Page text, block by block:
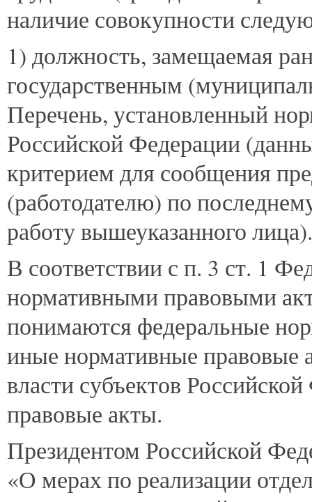
наличие совокупности
1) должность, замещаемая
государственным
Перечень, установленный
Российской Федерации
критерием для сообщения
(работодателю) по
работу вышеуказанного лица).
В соответствии с п. 3 ст. 1
нормативными правовыми
понимаются федеральные
иные нормативные правовые
власти субъектов
правовые акты.
Президентом Российской
«О мерах по реализации